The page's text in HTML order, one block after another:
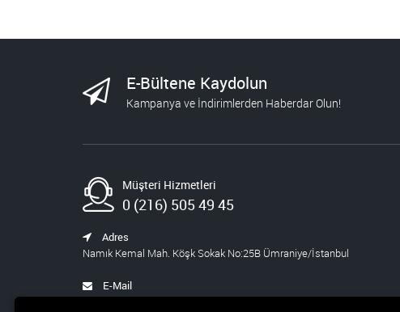
E-Bültene Kaydolun
Kampanya ve İndirimlerden Haberdar Olun!
Müşteri Hizmetleri
0 (216) 505 49 45
Adres
Namık Kemal Mah. Köşk Sokak No:25B Ümraniye/İstanbul
E-Mail
satis@pusula.com